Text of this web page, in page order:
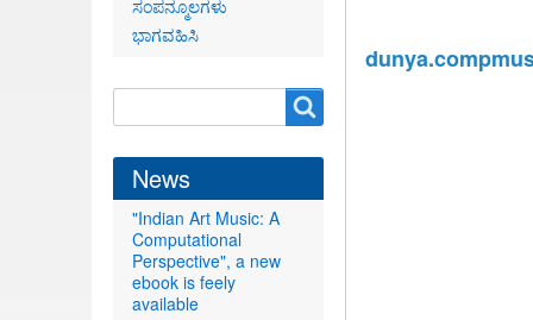
ಸಂಪನ್ಮೂಲಗಳು
ಭಾಗವಹಿಸಿ
form
News
"Indian Art Music: A
Computational
Perspective", a new
ebook is feely
available